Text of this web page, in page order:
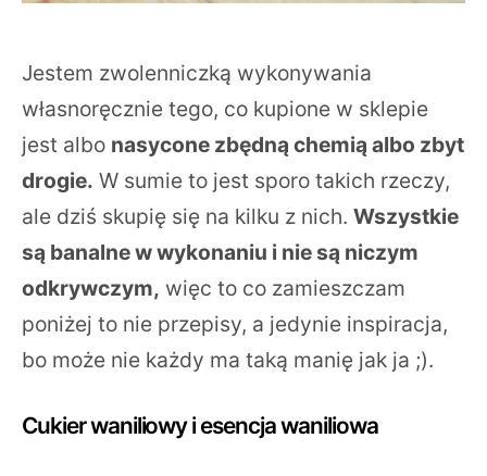
Jestem zwolenniczką wykonywania
własnoręcznie tego, co kupione w sklepie
jest albo nasycone zbędną chemią albo zbyt
drogie. W sumie to jest sporo takich rzeczy,
ale dziś skupię się na kilku z nich. Wszystkie
są banalne w wykonaniu i nie są niczym
odkrywczym, więc to co zamieszczam
poniżej to nie przepisy, a jedynie inspiracja,
bo może nie każdy ma taką manię jak ja ;).
Cukier waniliowy i esencja waniliowa